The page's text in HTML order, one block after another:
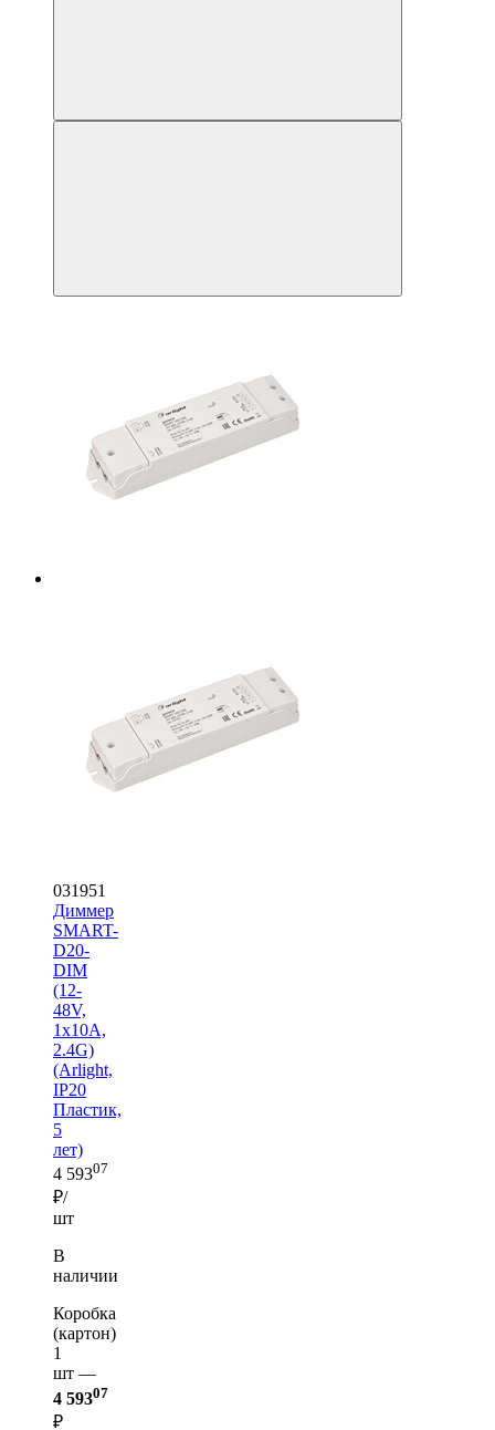
031951
Диммер
SMART-
D20-
DIM
(12-
48V,
1x10A,
2.4G)
(Arlight,
IP20
Пластик,
5
лет)
4 59307
₽/
шт
В
наличии
Коробка
(картон)
1
шт —
4 59307
₽